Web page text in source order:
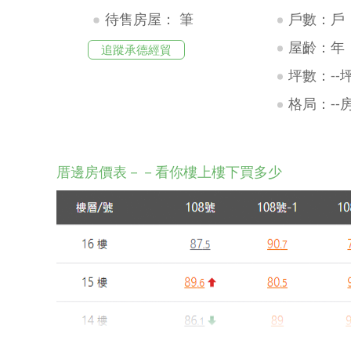
待售房屋： 筆
追蹤承德經貿
戶數：戶
屋齡：年
坪數：--
格局：--
厝邊房價表－－看你樓上樓下買多少